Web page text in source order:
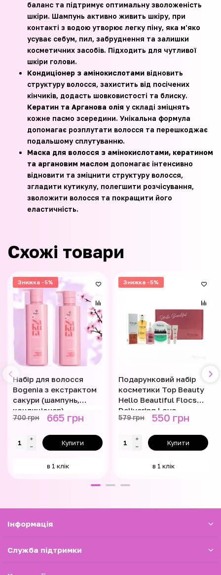
баланс та підтримує оптимальну зволоженість
шкіри. Шампунь активно живить шкіру, при
контакті з водою утворює легку піну, яка м'яко
усуває себум, пил, забруднення та залишки
косметичних засобів. Підходить для чутливої
шкіри голови.
Кондиціонер з амінокислотами відновить
структуру волосся, захистить від посічених
кінчиків, додасть шовковистості та блиску.
Кератин та Арганова олія у складі зміцнять
кожне пасмо зсередини. Унікальна формула
допомагає розплутати волосся та перешкоджає
подальшому сплутуванню.
Маска для волосся з амінокислотами, кератином
та аргановим маслом допомагає інтенсивно
відновити та зміцнити структуру волосся,
згладити кутикулу, полегшити розчісування,
зволожити волосся та покращити його
еластичність.
Схожі товари
Знижка -5%
Набір для волосся
Bogenia з екстрактом
сакури (шампунь,
кондиціонер)
700 грн 665 грн
Купити
в 1 клік
Знижка -5%
Подарунковий набір
косметики Top Beauty
Hello Beautiful Flocs
Delivering Love
579 грн 550 грн
Купити
в 1 клік
Iнформація
Служба підтримки